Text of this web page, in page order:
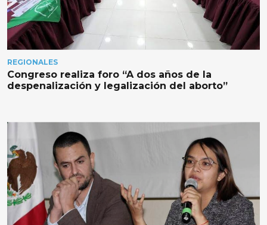
REGIONALES
Congreso realiza foro “A dos años de la
despenalización y legalización del aborto”